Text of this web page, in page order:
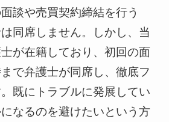
談や売買契約締結を行う
同席しません。しかし、当
が在籍しており、初回の面
で弁護士が同席し、徹底フ
既にトラブルに発展してい
なるのを避けたいという方